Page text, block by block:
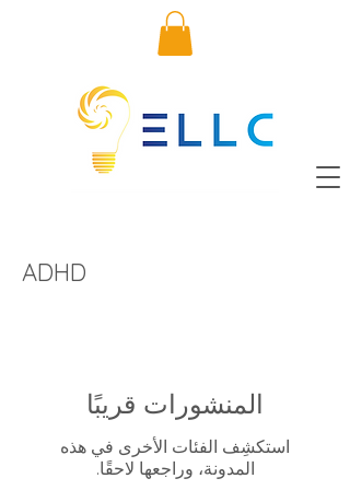
ADHD
المنشورات قريبًا
استكشِف الفئات الأخرى في هذه
المدونة، وراجعها لاحقًا.